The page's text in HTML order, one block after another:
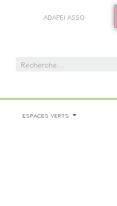
ADAPEI ASSO
ESPACES VERTS